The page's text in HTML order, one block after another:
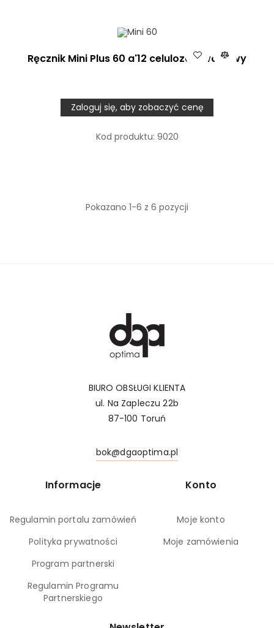
Ręcznik Mini Plus 60 a'12 celuloza 2 warstwy
Zaloguj się, aby zobaczyć cenę
Kod produktu: 9020
Pokazano 1-6 z 6 pozycji
BIURO OBSŁUGI KLIENTA
ul. Na Zapleczu 22b
87-100 Toruń
bok@dgaoptima.pl
Informacje
Regulamin portalu zamówień
Polityka prywatności
Program partnerski
Regulamin Programu
Partnerskiego
Konto
Moje konto
Moje zamówienia